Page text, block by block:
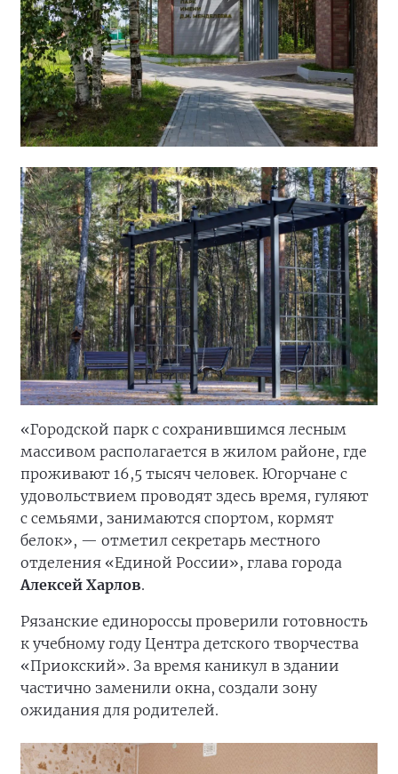
«Городской парк с сохранившимся лесным
массивом располагается в жилом районе, где
проживают 16,5 тысяч человек. Югорчане с
удовольствием проводят здесь время, гуляют
с семьями, занимаются спортом, кормят
белок», — отметил секретарь местного
отделения «Единой России», глава города
Алексей Харлов.
Рязанские единороссы проверили готовность
к учебному году Центра детского творчества
«Приокский». За время каникул в здании
частично заменили окна, создали зону
ожидания для родителей.